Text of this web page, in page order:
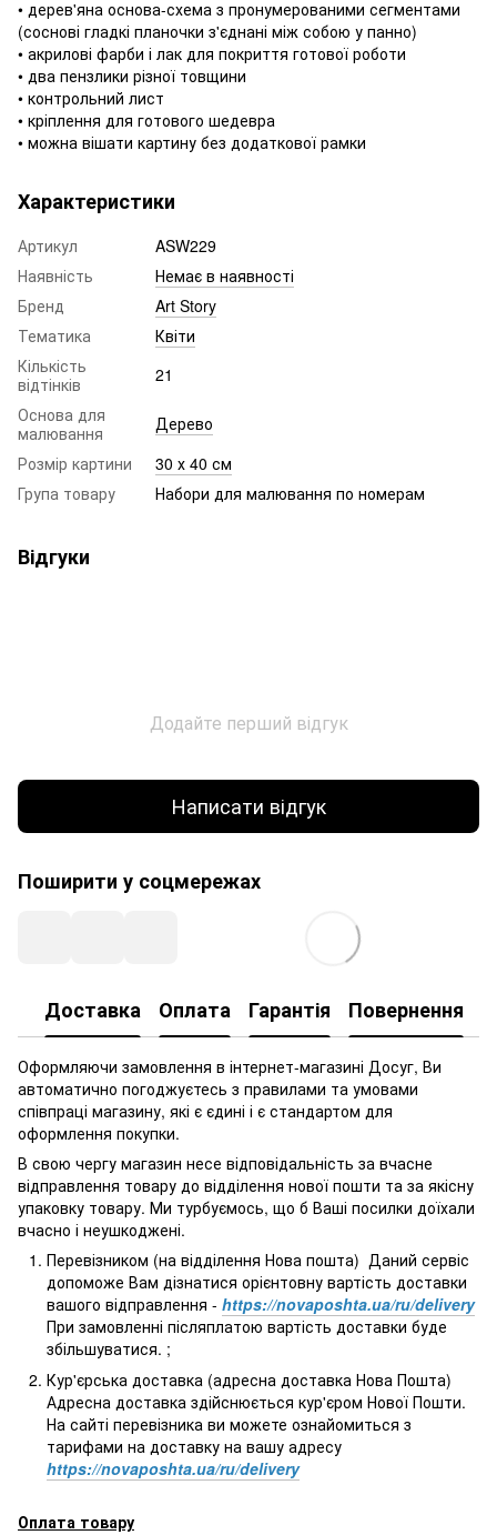
• дерев'яна основа-схема з пронумерованими сегментами
(соснові гладкі планочки з'єднані між собою у панно)
• акрилові фарби і лак для покриття готової роботи
• два пензлики різної товщини
• контрольний лист
• кріплення для готового шедевра
• можна вішати картину без додаткової рамки
Характеристики
Артикул
ASW229
Наявність
Немає в наявності
Бренд
Art Story
Тематика
Квіти
Кількість
відтінків
21
Основа для
малювання
Дерево
Розмір картини
30 х 40 см
Група товару
Набори для малювання по номерам
Відгуки
Додайте перший відгук
Написати відгук
Поширити у соцмережах
Доставка Оплата Гарантія Повернення
Оформляючи замовлення в інтернет-магазині Досуг, Ви
автоматично погоджуєтесь з правилами та умовами
співпраці магазину, які є єдині і є стандартом для
оформлення покупки.
В свою чергу магазин несе відповідальність за вчасне
відправлення товару до відділення нової пошти та за якісну
упаковку товару. Ми турбуємось, що б Ваші посилки доїхали
вчасно і неушкоджені.
Перевізником (на відділення Нова пошта) Даний сервіс
допоможе Вам дізнатися орієнтовну вартість доставки
вашого відправлення - https://novaposhta.ua/ru/delivery
При замовленні післяплатою вартість доставки буде
збільшуватися. ;
Кур'єрська доставка (адресна доставка Нова Пошта)
Адресна доставка здійснюється кур'єром Нової Пошти.
На сайті перевізника ви можете ознайомиться з
тарифами на доставку на вашу адресу
https://novaposhta.ua/ru/delivery
Оплата товару